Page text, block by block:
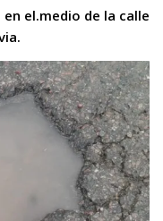
el.medio de la calle